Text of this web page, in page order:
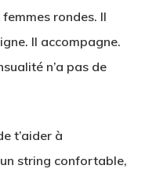
rondes. Il
Il accompagne.
n’a pas de
t’aider à
string confortable,